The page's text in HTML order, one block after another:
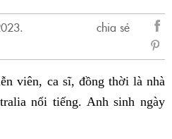
chia sẻ
sẻ
viên, ca sĩ, đồng thời là nhà
nổi tiếng. Anh sinh ngày